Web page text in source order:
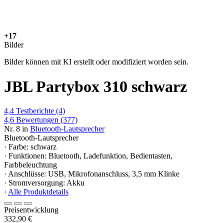
+17
Bilder
Bilder können mit KI erstellt oder modifiziert worden sein.
JBL Partybox 310 schwarz
4,4 Testberichte (4)
4,6 Bewertungen (377)
Nr. 8 in Bluetooth-Lautsprecher
Bluetooth-Lautsprecher
· Farbe: schwarz
· Funktionen: Bluetooth, Ladefunktion, Bedientasten,
Farbbeleuchtung
· Anschlüsse: USB, Mikrofonanschluss, 3,5 mm Klinke
· Stromversorgung: Akku
· Alle Produktdetails
Preisentwicklung
332,90 €